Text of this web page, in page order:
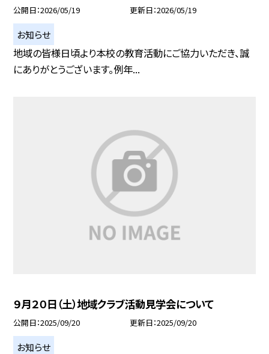
公開日 2026/05/19 更新日 2026/05/19
お知らせ
地域の皆様日頃より本校の教育活動にご協力いただき、誠
にありがとうございます。例年...
９月２０日（土）地域クラブ活動見学会について
公開日 2025/09/20 更新日 2025/09/20
お知らせ